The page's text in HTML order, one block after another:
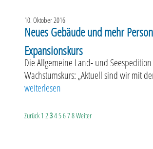
10. Oktober 2016
Neues Gebäude und mehr
Expansionskurs
Die Allgemeine Land- und
Wachstumskurs: „Aktuell sind wir mit
„Neues Gebäude und mehr Personal –
weiterlesen
Zurück 1 2345678Weiter